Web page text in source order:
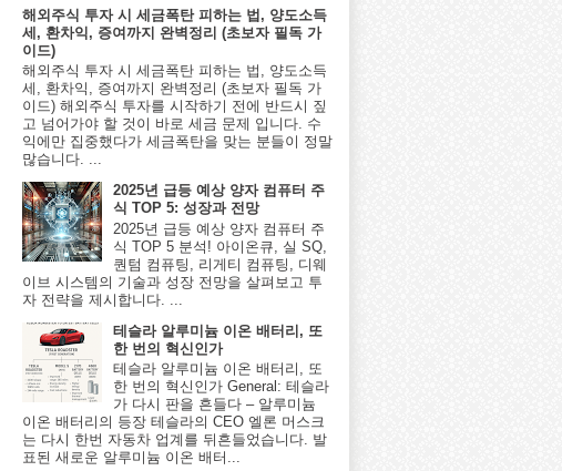
해외주식 투자 시 세금폭탄 피하는 법, 양도소득
세, 환차익, 증여까지 완벽정리 (초보자 필독 가
이드)
해외주식 투자 시 세금폭탄 피하는 법, 양도소득
세, 환차익, 증여까지 완벽정리 (초보자 필독 가
이드) 해외주식 투자를 시작하기 전에 반드시 짚
고 넘어가야 할 것이 바로 세금 문제 입니다. 수
익에만 집중했다가 세금폭탄을 맞는 분들이 정말
많습니다. ...
2025년 급등 예상 양자 컴퓨터 주
식 TOP 5: 성장과 전망
2025년 급등 예상 양자 컴퓨터 주
식 TOP 5 분석! 아이온큐, 실 SQ,
퀀텀 컴퓨팅, 리게티 컴퓨팅, 디웨
이브 시스템의 기술과 성장 전망을 살펴보고 투
자 전략을 제시합니다. ...
테슬라 알루미늄 이온 배터리, 또
한 번의 혁신인가
테슬라 알루미늄 이온 배터리, 또
한 번의 혁신인가 General: 테슬라
가 다시 판을 흔들다 – 알루미늄
이온 배터리의 등장 테슬라의 CEO 엘론 머스크
는 다시 한번 자동차 업계를 뒤흔들었습니다. 발
표된 새로운 알루미늄 이온 배터...